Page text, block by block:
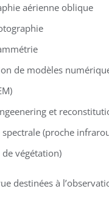
aérienne oblique
de modèles
et
(proche
de végétation)
destinées à